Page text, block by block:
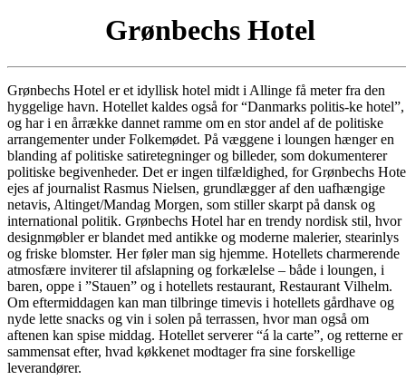
Grønbechs Hotel
Grønbechs Hotel er et idyllisk hotel midt i Allinge få meter fra den
hyggelige havn. Hotellet kaldes også for “Danmarks politis-ke hotel”,
og har i en årrække dannet ramme om en stor andel af de politiske
arrangementer under Folkemødet. På væggene i loungen hænger en
blanding af politiske satiretegninger og billeder, som dokumenterer
politiske begivenheder. Det er ingen tilfældighed, for Grønbechs
ejes af journalist Rasmus Nielsen, grundlægger af den uafhængige
netavis, Altinget/Mandag Morgen, som stiller skarpt på dansk og
international politik. Grønbechs Hotel har en trendy nordisk stil, hvor
designmøbler er blandet med antikke og moderne malerier, stearinlys
og friske blomster. Her føler man sig hjemme. Hotellets charmerende
atmosfære inviterer til afslapning og forkælelse – både i loungen, i
baren, oppe i ”Stauen” og i hotellets restaurant, Restaurant Vilhelm.
Om eftermiddagen kan man tilbringe timevis i hotellets gårdhave og
nyde lette snacks og vin i solen på terrassen, hvor man også om
aftenen kan spise middag. Hotellet serverer “á la carte”, og retterne er
sammensat efter, hvad køkkenet modtager fra sine forskellige
leverandører.